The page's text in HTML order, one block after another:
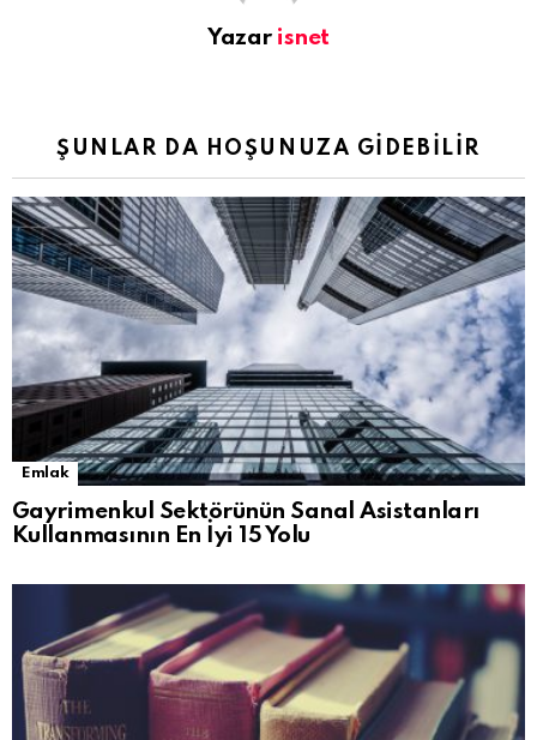
Yazar isnet
ŞUNLAR DA HOŞUNUZA GIDEBILIR
Emlak
Gayrimenkul Sektörünün Sanal Asistanları
Kullanmasının En İyi 15 Yolu